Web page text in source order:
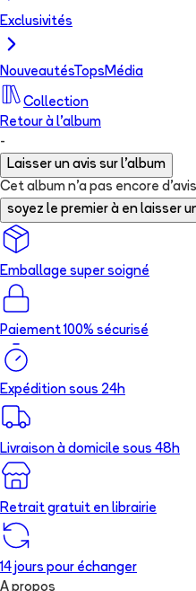
Exclusivités
NouveautésTops Média
Collection
Retour à l'album
-
Laisser un avis sur l'album
Cet album n'a pas encore
soyez le premier à en laisser
Emballage super soigné
Paiement 100% sécurisé
Expédition sous 24h
Livraison à domicile sous 48h
Retrait gratuit en librairie
14 jours pour échanger
A propos